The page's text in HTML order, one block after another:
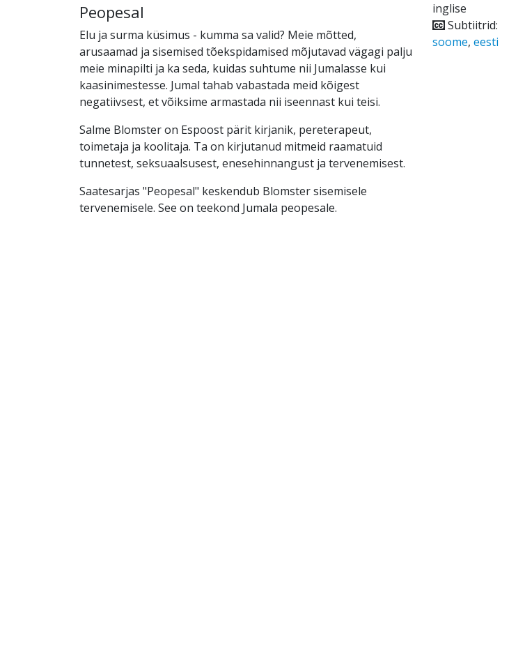
Peopesal
Elu ja surma küsimus - kumma sa valid? Meie mõtted,
arusaamad ja sisemised tõekspidamised mõjutavad vägagi palju
meie minapilti ja ka seda, kuidas suhtume nii Jumalasse kui
kaasinimestesse. Jumal tahab vabastada meid kõigest
negatiivsest, et võiksime armastada nii iseennast kui teisi.
Salme Blomster on Espoost pärit kirjanik, pereterapeut,
toimetaja ja koolitaja. Ta on kirjutanud mitmeid raamatuid
tunnetest, seksuaalsusest, enesehinnangust ja tervenemisest.
Saatesarjas "Peopesal" keskendub Blomster sisemisele
tervenemisele. See on teekond Jumala peopesale.
inglise
Subtiitrid:
soome, eesti